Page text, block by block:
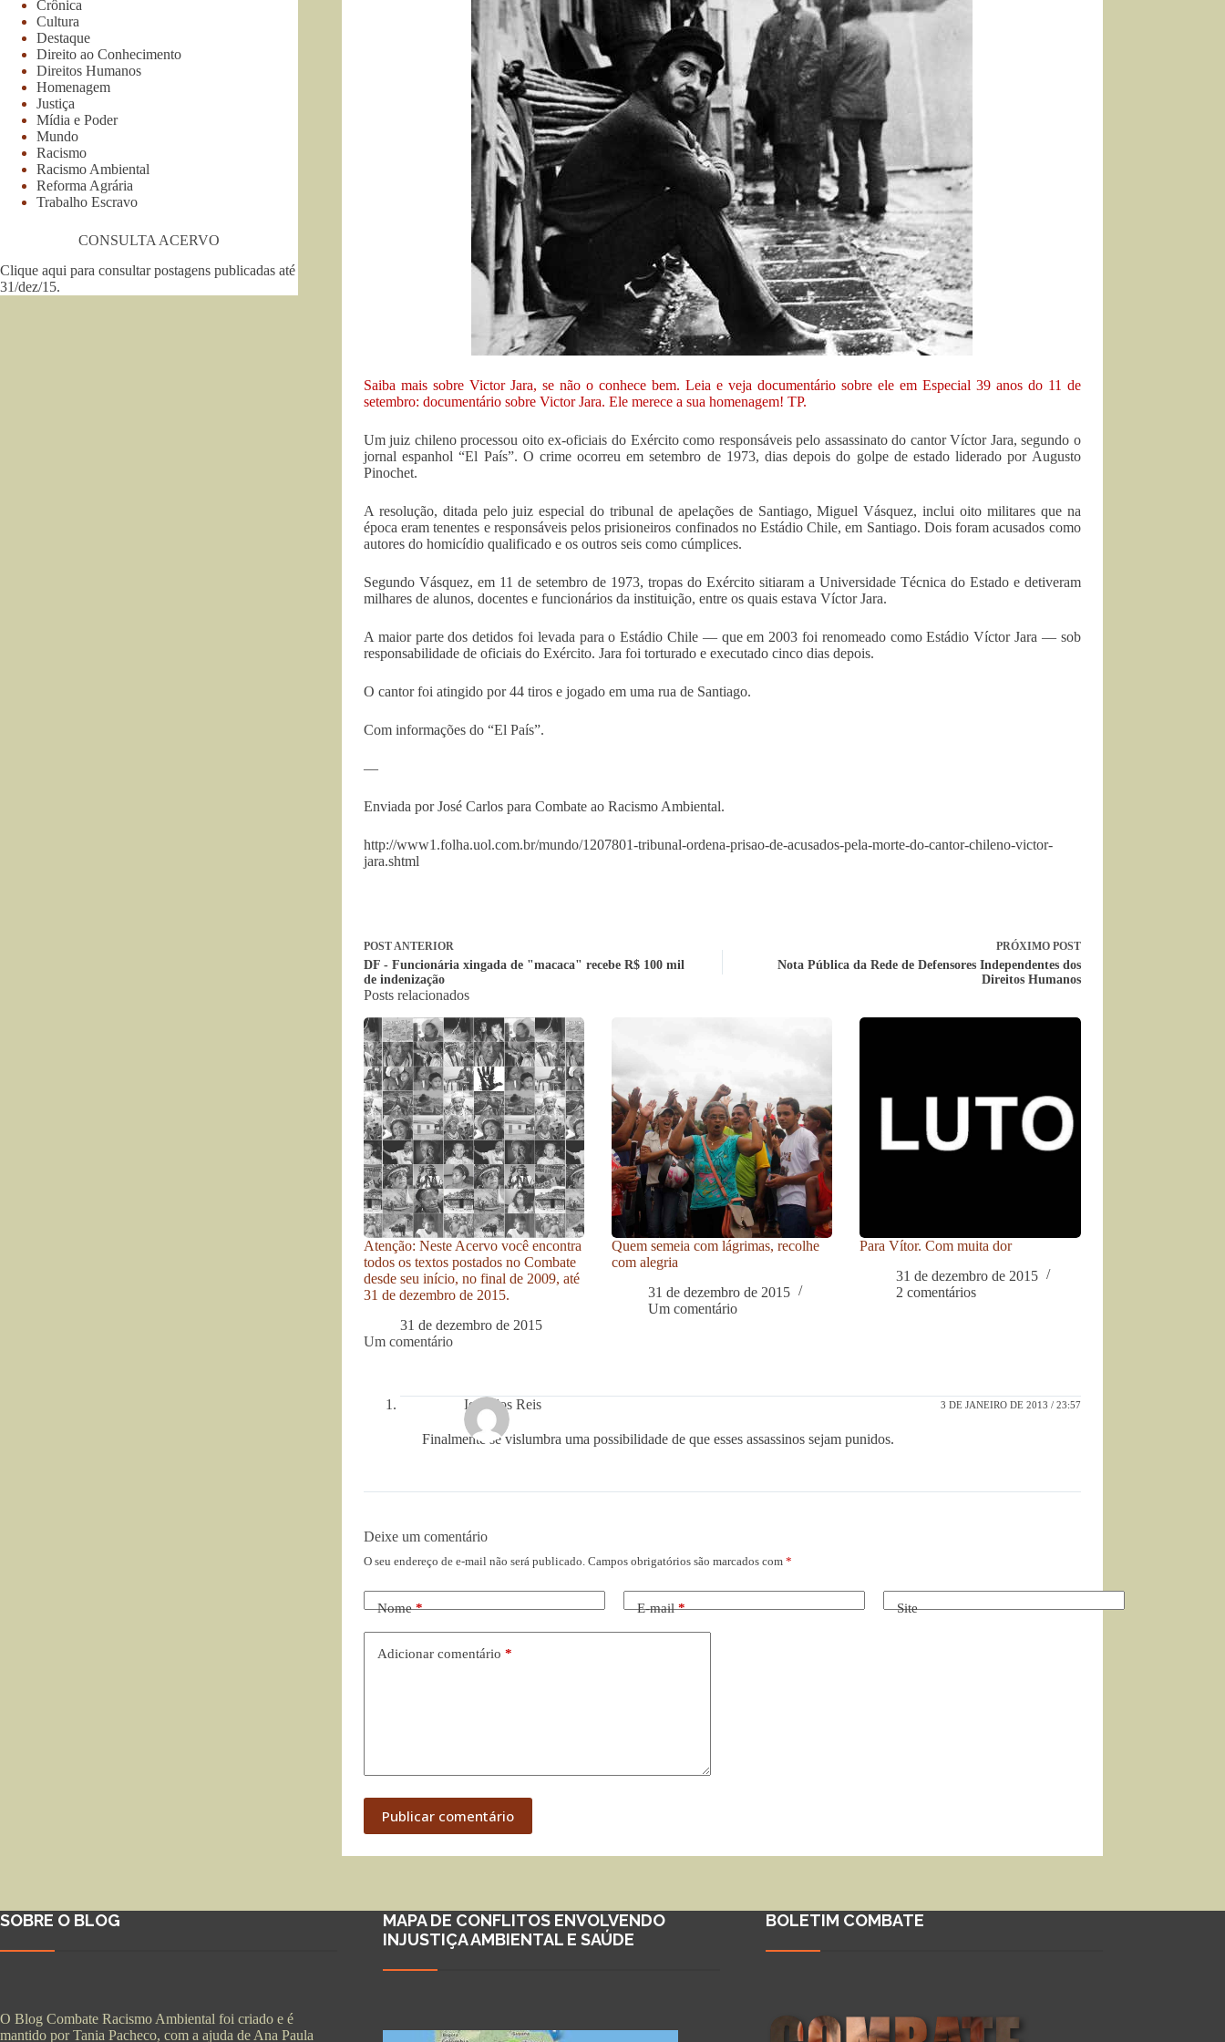
Saiba mais sobre Victor Jara, se não o conhece bem. Leia e veja documentário sobre ele em Especial 39 anos do 11 de
setembro: documentário sobre Victor Jara. Ele merece a sua homenagem! TP.
Um juiz chileno processou oito ex-oficiais do Exército como responsáveis pelo assassinato do cantor Víctor Jara, segundo o
jornal espanhol “El País”. O crime ocorreu em setembro de 1973, dias depois do golpe de estado liderado por Augusto
Pinochet.
A resolução, ditada pelo juiz especial do tribunal de apelações de Santiago, Miguel Vásquez, inclui oito militares que na
época eram tenentes e responsáveis pelos prisioneiros confinados no Estádio Chile, em Santiago. Dois foram acusados como
autores do homicídio qualificado e os outros seis como cúmplices.
Segundo Vásquez, em 11 de setembro de 1973, tropas do Exército sitiaram a Universidade Técnica do Estado e detiveram
milhares de alunos, docentes e funcionários da instituição, entre os quais estava Víctor Jara.
A maior parte dos detidos foi levada para o Estádio Chile — que em 2003 foi renomeado como Estádio Víctor Jara — sob
responsabilidade de oficiais do Exército. Jara foi torturado e executado cinco dias depois.
O cantor foi atingido por 44 tiros e jogado em uma rua de Santiago.
Com informações do “El País”.
—
Enviada por José Carlos para Combate ao Racismo Ambiental.
http://www1.folha.uol.com.br/mundo/1207801-tribunal-ordena-prisao-de-acusados-pela-morte-do-cantor-chileno-victor-
jara.shtml
POSTANTERIOR
DF - Funcionária xingada de "macaca" recebe R$ 100 mil
de indenização
PRÓXIMO POST
Nota Pública da Rede de Defensores Independentes dos
Direitos Humanos
Posts relacionados
Atenção: Neste Acervo você encontra
todos os textos postados no Combate
desde seu início, no final de 2009, até
31 de dezembro de 2015.
31 de dezembro de 2015
Quem semeia com lágrimas, recolhe
com alegria
31 de dezembro de 2015
Um comentário
Para Vítor. Com muita dor
31 de dezembro de 2015
2 comentários
Um comentário
Ieda dos Reis 3 DE JANEIRO DE 2013 / 23:57
Finalmente se vislumbra uma possibilidade de que esses assassinos sejam punidos.
Deixe um comentário
O seu endereço de e-mail não será publicado. Campos obrigatórios são marcados com *
Nome* E-mail* Site
Adicionar comentário *
Publicar comentário
Crônica
Cultura
Destaque
Direito ao Conhecimento
Direitos Humanos
Homenagem
Justiça
Mídia e Poder
Mundo
Racismo
Racismo Ambiental
Reforma Agrária
Trabalho Escravo
CONSULTA ACERVO
Clique aqui para consultar postagens publicadas até
31/dez/15.
SOBRE O BLOG
O Blog Combate Racismo Ambiental foi criado e é
mantido por Tania Pacheco, com a ajuda de Ana Paula
MAPA DE CONFLITOS ENVOLVENDO
INJUSTIÇA AMBIENTAL E SAÚDE
BOLETIM COMBATE